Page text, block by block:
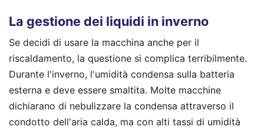
La gestione dei liquidi in inverno
Se decidi di usare la macchina anche per il
riscaldamento, la questione si complica terribilmente.
Durante l'inverno, l'umidità condensa sulla batteria
esterna e deve essere smaltita. Molte macchine
dichiarano di nebulizzare la condensa attraverso il
condotto dell'aria calda, ma con alti tassi di umidità